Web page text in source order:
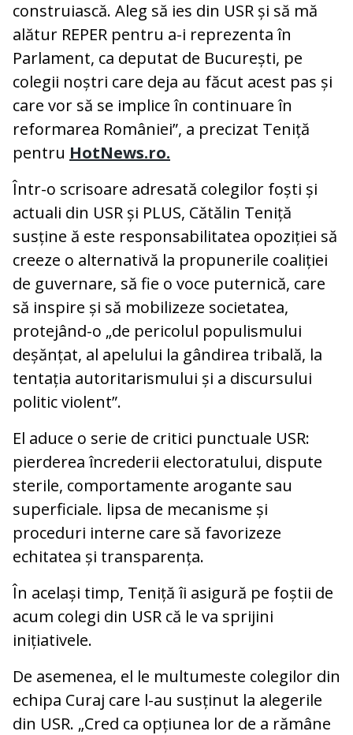
construiască. Aleg să ies din USR și să mă
alătur REPER pentru a-i reprezenta în
Parlament, ca deputat de București, pe
colegii noștri care deja au făcut acest pas și
care vor să se implice în continuare în
reformarea României”, a precizat Teniță
pentru HotNews.ro.
Într-o scrisoare adresată colegilor foști și
actuali din USR și PLUS, Cătălin Teniță
susține ă este responsabilitatea opoziției să
creeze o alternativă la propunerile coaliției
de guvernare, să fie o voce puternică, care
să inspire și să mobilizeze societatea,
protejând-o „de pericolul populismului
deșănțat, al apelului la gândirea tribală, la
tentația autoritarismului și a discursului
politic violent”.
El aduce o serie de critici punctuale USR:
pierderea încrederii electoratului, dispute
sterile, comportamente arogante sau
superficiale. lipsa de mecanisme și
proceduri interne care să favorizeze
echitatea și transparența.
În același timp, Teniță îi asigură pe foștii de
acum colegi din USR că le va sprijini
inițiativele.
De asemenea, el le multumeste colegilor din
echipa Curaj care l-au susținut la alegerile
din USR. „Cred ca opțiunea lor de a rămâne